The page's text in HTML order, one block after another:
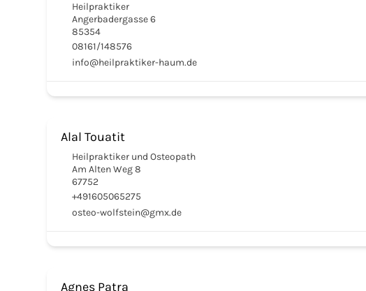
Heilpraktiker
Angerbadergasse 6
85354
08161/148576
info@heilpraktiker-haum.de
Alal Touatit
Heilpraktiker und Osteopath
Am Alten Weg 8
67752
+491605065275
osteo-wolfstein@gmx.de
Agnes Patra